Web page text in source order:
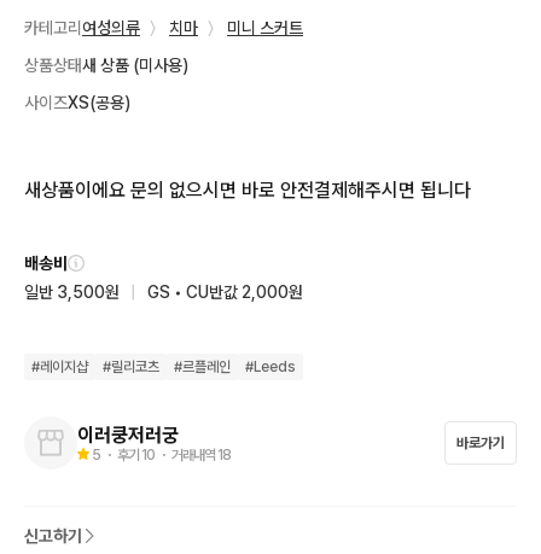
카테고리 여성의류 〉 치마 〉
미니 스커트
상품상태새 상품 (미사용)
사이즈XS(공용)
새상품이에요 문의 없으시면 바로 안전결제해주시면 됩니다
배송비
일반 3,500원
GS • CU반값 2,000원
#레이지샵 #릴리코츠 #르플레인 #Leeds
이러쿵저러궁
5 ・ 후기 10 ・ 거래내역 18
바로가기
신고하기